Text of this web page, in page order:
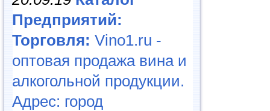
Предприятий:
Торговля: Vino1.ru -
оптовая продажа вина и
алкогольной продукции.
Адрес: город